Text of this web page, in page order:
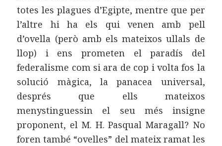
totes les plagues d’Egipte, mentre que per
l’altre hi ha els qui venen amb pell
d’ovella (però amb els mateixos ullals de
llop) i ens prometen el paradís del
federalisme com si ara de cop i volta fos la
solució màgica, la panacea universal,
després que ells mateixos
menystinguessin el seu més insigne
proponent, el M. H. Pasqual Maragall? No
foren també “ovelles” del mateix ramat les